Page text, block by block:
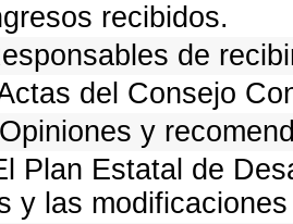
recibidos.
de
del Consejo
y
Plan Estatal de
y las